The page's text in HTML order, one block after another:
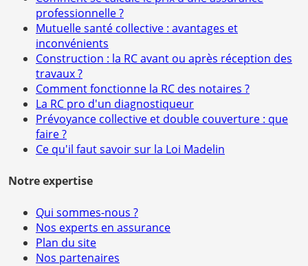
professionnelle ?
Mutuelle santé collective : avantages et
inconvénients
Construction : la RC avant ou après réception des
travaux ?
Comment fonctionne la RC des notaires ?
La RC pro d'un diagnostiqueur
Prévoyance collective et double couverture : que
faire ?
Ce qu'il faut savoir sur la Loi Madelin
Notre expertise
Qui sommes-nous ?
Nos experts en assurance
Plan du site
Nos partenaires